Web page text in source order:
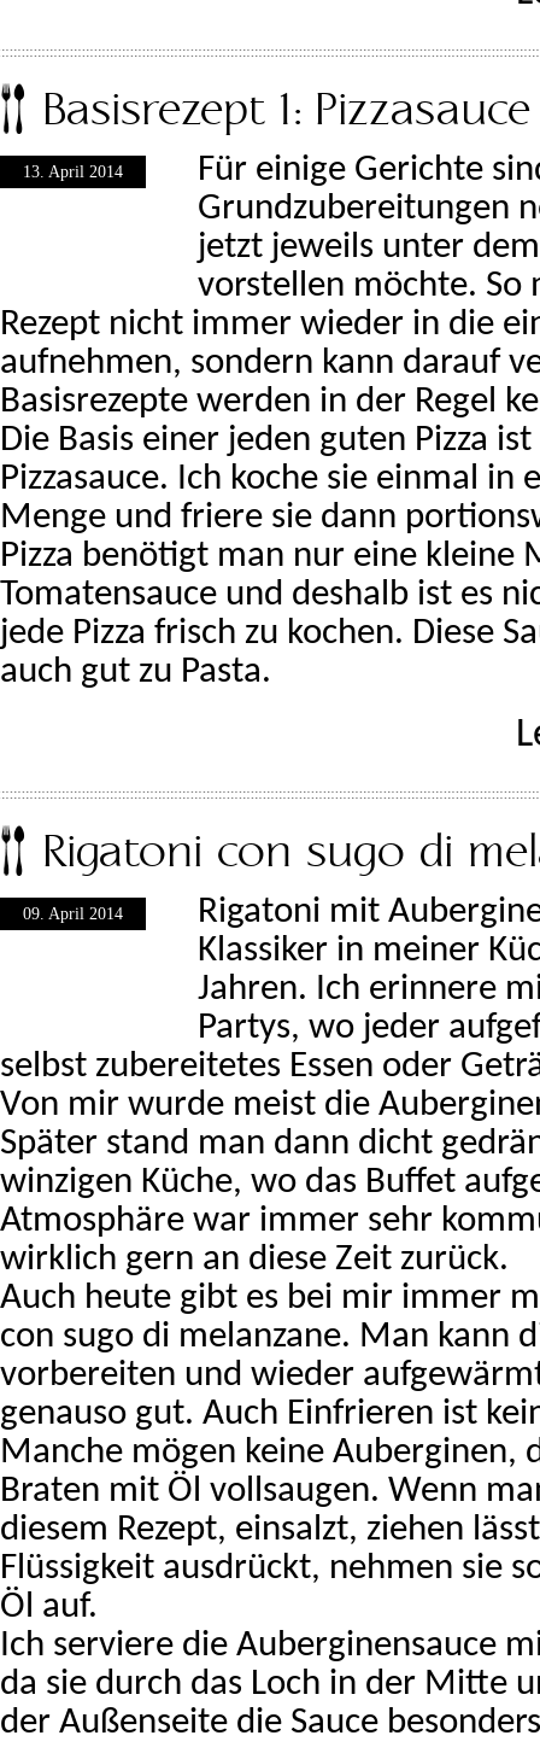
Basisrezept 1: Pizzasauce
13. April 2014
Für einige Gerichte
Grundzubereitungen
jetzt jeweils unter
vorstellen möchte. So
Rezept nicht immer wieder in die
aufnehmen, sondern kann darauf
Basisrezepte werden in der Regel
Die Basis einer jeden guten Pizza
Pizzasauce. Ich koche sie einmal in
Menge und friere sie dann
Pizza benötigt man nur eine kleine
Tomatensauce und deshalb ist es
jede Pizza frisch zu kochen. Diese
auch gut zu Pasta.
Rigatoni con sugo di
09. April 2014
Rigatoni mit
Klassiker in meiner
Jahren. Ich erinnere
Partys, wo jeder
selbst zubereitetes Essen oder
Von mir wurde meist die
Später stand man dann dicht
winzigen Küche, wo das Buffet
Atmosphäre war immer sehr
wirklich gern an diese Zeit zurück.
Auch heute gibt es bei mir immer
con sugo di melanzane. Man kann
vorbereiten und wieder
genauso gut. Auch Einfrieren ist
Manche mögen keine Auberginen,
Braten mit Öl vollsaugen. Wenn
diesem Rezept, einsalzt, ziehen
Flüssigkeit ausdrückt, nehmen sie
Öl auf.
Ich serviere die Auberginensauce
da sie durch das Loch in der Mitte
der Außenseite die Sauce